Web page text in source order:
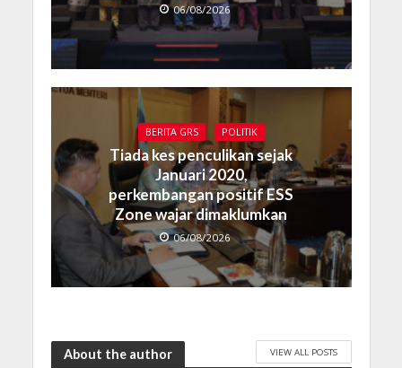
06/08/2026
BERITA GRS POLITIK
Tiada kes penculikan sejak
Januari 2020,
perkembangan positif ESS
Zone wajar dimaklumkan
06/08/2026
About the author VIEW ALL POSTS